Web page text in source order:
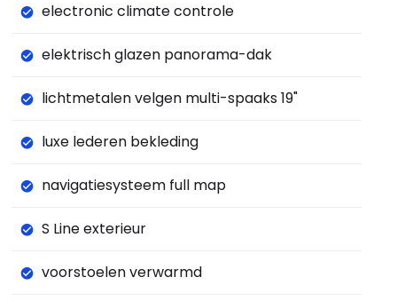
electronic climate controle
elektrisch glazen panorama-dak
lichtmetalen velgen multi-spaaks 19"
luxe lederen bekleding
navigatiesysteem full map
S Line exterieur
voorstoelen verwarmd